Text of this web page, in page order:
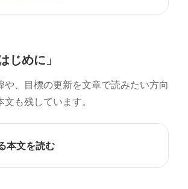
じめに」
や、目標の更新を文章で読みたい方向
も残しています。
本文を読む